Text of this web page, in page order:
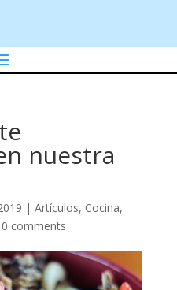
nuestra
| Artículos, Cocina,
0 comments